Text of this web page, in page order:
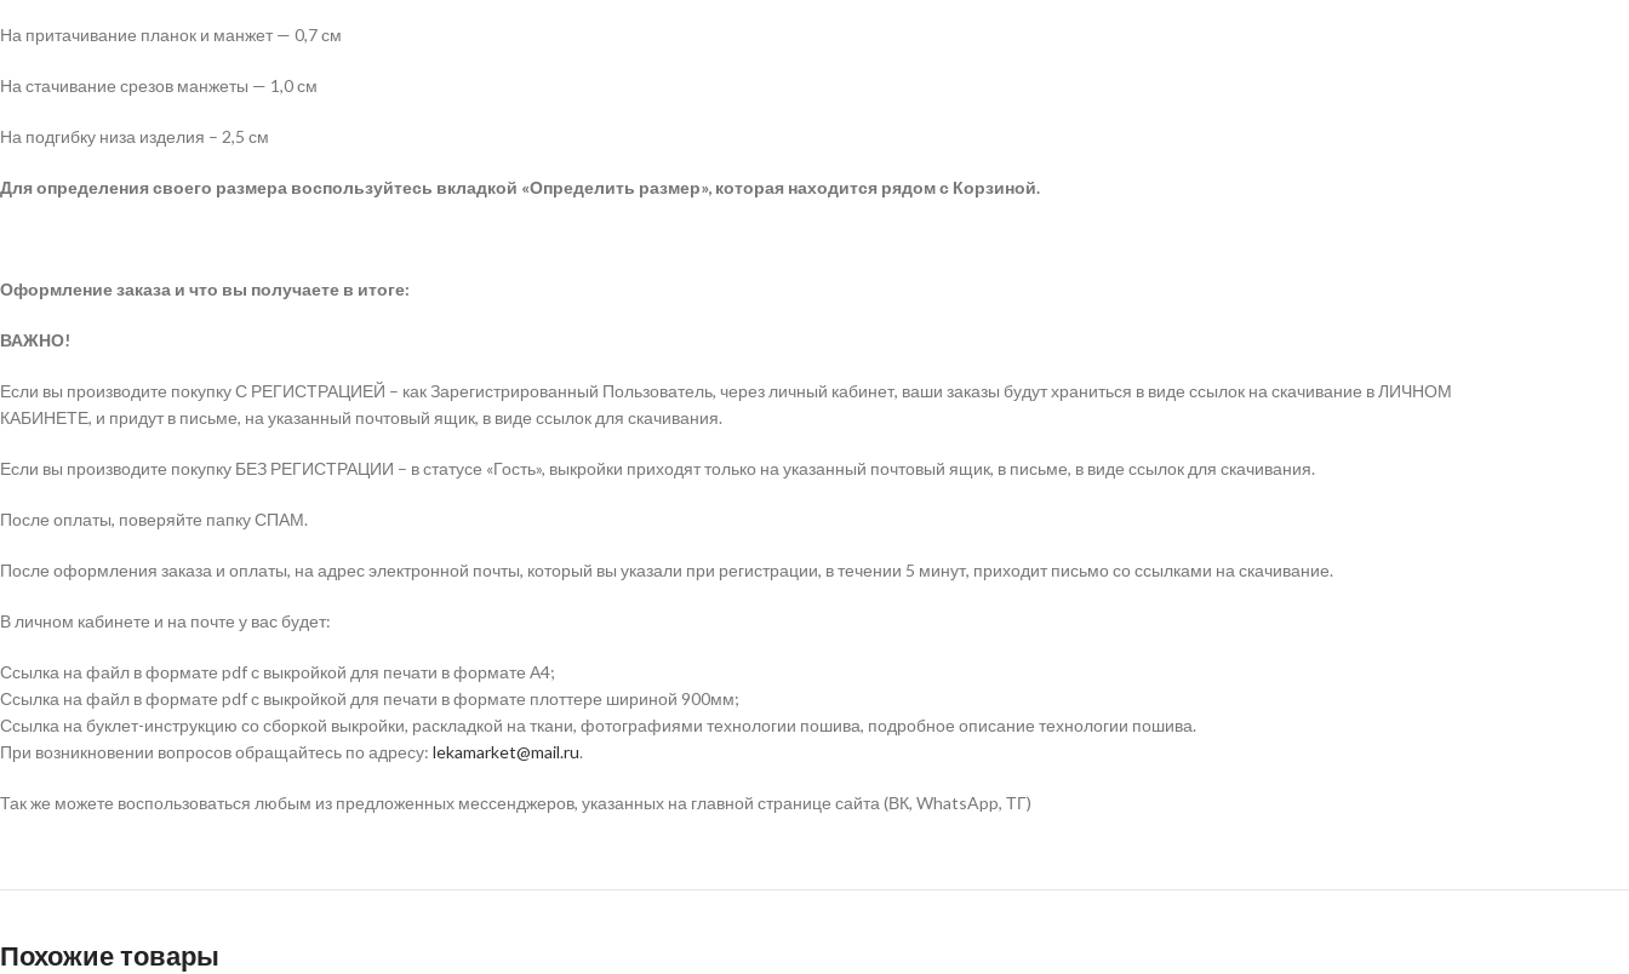
На притачивание планок и манжет — 0,7 см
На стачивание срезов манжеты — 1,0 см
На подгибку низа изделия – 2,5 см
Для определения своего размера воспользуйтесь вкладкой «Определить размер», которая находится рядом с Корзиной.
Оформление заказа и что вы получаете в итоге:
ВАЖНО!
Если вы производите покупку С РЕГИСТРАЦИЕЙ – как Зарегистрированный Пользователь, через личный кабинет, ваши заказы будут храниться в виде ссылок на скачивание в ЛИЧНОМ
КАБИНЕТЕ, и придут в письме, на указанный почтовый ящик, в виде ссылок для скачивания.
Если вы производите покупку БЕЗ РЕГИСТРАЦИИ – в статусе «Гость», выкройки приходят только на указанный почтовый ящик, в письме, в виде ссылок для скачивания.
После оплаты, поверяйте папку СПАМ.
После оформления заказа и оплаты, на адрес электронной почты, который вы указали при регистрации, в течении 5 минут, приходит письмо со ссылками на скачивание.
В личном кабинете и на почте у вас будет:
Ссылка на файл в формате pdf с выкройкой для печати в формате А4;
Ссылка на файл в формате pdf с выкройкой для печати в формате плоттере шириной 900мм;
Ссылка на буклет-инструкцию со сборкой выкройки, раскладкой на ткани, фотографиями технологии пошива, подробное описание технологии пошива.
При возникновении вопросов обращайтесь по адресу: lekamarket@mail.ru.
Так же можете воспользоваться любым из предложенных мессенджеров, указанных на главной странице сайта (ВК, WhatsApp, ТГ)
Похожие товары